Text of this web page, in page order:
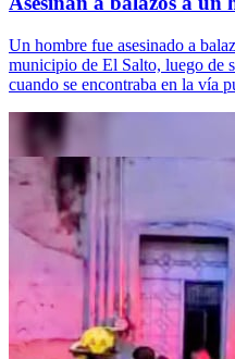
Un hombre fue asesinado a
municipio de El Salto, luego de
cuando se encontraba en la vía